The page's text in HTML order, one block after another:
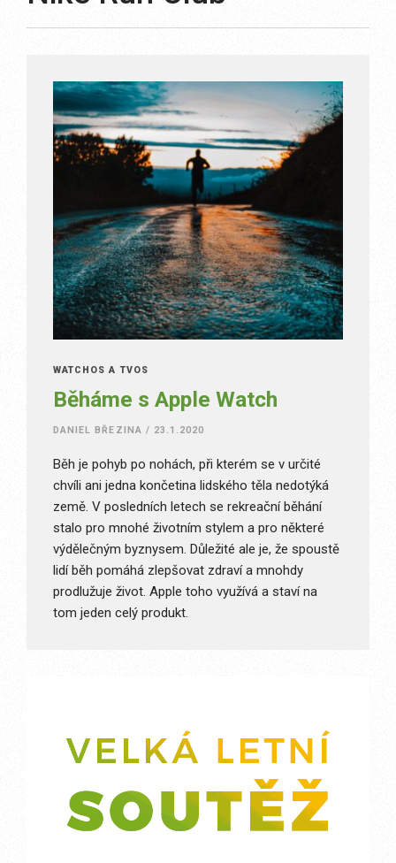
WATCHOS A TVOS
Běháme s Apple Watch
DANIEL BŘEZINA / 23.1.2020
Běh je pohyb po nohách, při kterém se v určité
chvíli ani jedna končetina lidského těla nedotýká
země. V posledních letech se rekreační běhání
stalo pro mnohé životním stylem a pro některé
výdělečným byznysem. Důležité ale je, že spoustě
lidí běh pomáhá zlepšovat zdraví a mnohdy
prodlužuje život. Apple toho využívá a staví na
tom jeden celý produkt.